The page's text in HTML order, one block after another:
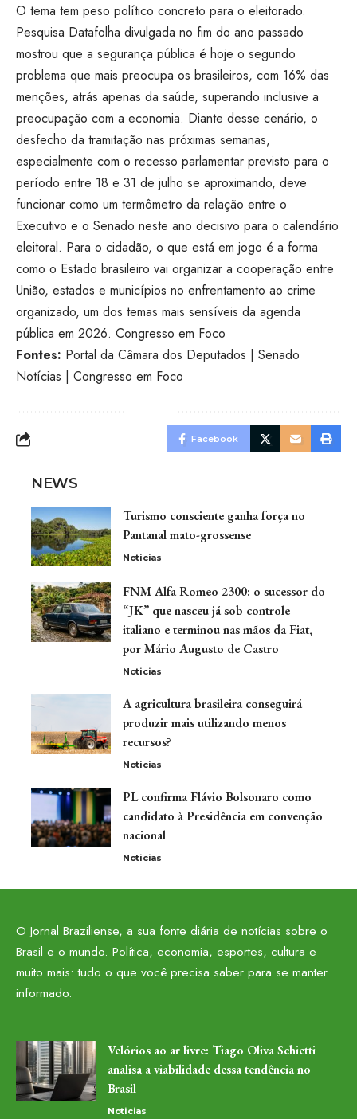
O tema tem peso político concreto para o eleitorado.
Pesquisa Datafolha divulgada no fim do ano passado
mostrou que a segurança pública é hoje o segundo
problema que mais preocupa os brasileiros, com 16% das
menções, atrás apenas da saúde, superando inclusive a
preocupação com a economia. Diante desse cenário, o
desfecho da tramitação nas próximas semanas,
especialmente com o recesso parlamentar previsto para o
período entre 18 e 31 de julho se aproximando, deve
funcionar como um termômetro da relação entre o
Executivo e o Senado neste ano decisivo para o calendário
eleitoral. Para o cidadão, o que está em jogo é a forma
como o Estado brasileiro vai organizar a cooperação entre
União, estados e municípios no enfrentamento ao crime
organizado, um dos temas mais sensíveis da agenda
pública em 2026. Congresso em Foco
Fontes: Portal da Câmara dos Deputados | Senado
Notícias | Congresso em Foco
Facebook
NEWS
Turismo consciente ganha força no
Pantanal mato-grossense
Noticias
FNM Alfa Romeo 2300: o sucessor do
“JK” que nasceu já sob controle
italiano e terminou nas mãos da Fiat,
por Mário Augusto de Castro
Noticias
A agricultura brasileira conseguirá
produzir mais utilizando menos
recursos?
Noticias
PL confirma Flávio Bolsonaro como
candidato à Presidência em convenção
nacional
Noticias
O Jornal Braziliense, a sua fonte diária de notícias sobre o
Brasil e o mundo. Política, economia, esportes, cultura e
muito mais: tudo o que você precisa saber para se manter
informado.
Velórios ao ar livre: Tiago Oliva Schietti
analisa a viabilidade dessa tendência no
Brasil
Noticias